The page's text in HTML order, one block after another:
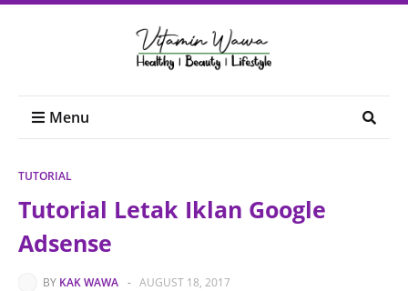
Menu
TUTORIAL
Tutorial Letak Iklan Google
Adsense
BY KAK WAWA - AUGUST 18, 2017